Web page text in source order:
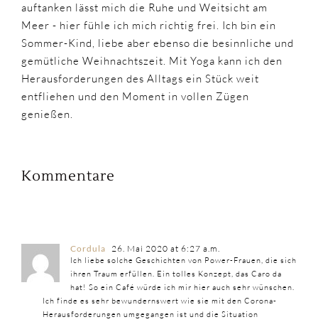
auftanken lässt mich die Ruhe und Weitsicht am
Meer - hier fühle ich mich richtig frei. Ich bin ein
Sommer-Kind, liebe aber ebenso die besinnliche und
gemütliche Weihnachtszeit. Mit Yoga kann ich den
Herausforderungen des Alltags ein Stück weit
entfliehen und den Moment in vollen Zügen
genießen.
Kommentare
Cordula 26. Mai 2020 at 6:27 a.m.
Ich liebe solche Geschichten von Power-Frauen, die sich
ihren Traum erfüllen. Ein tolles Konzept, das Caro da
hat! So ein Café würde ich mir hier auch sehr wünschen.
Ich finde es sehr bewundernswert wie sie mit den Corona-
Herausforderungen umgegangen ist und die Situation